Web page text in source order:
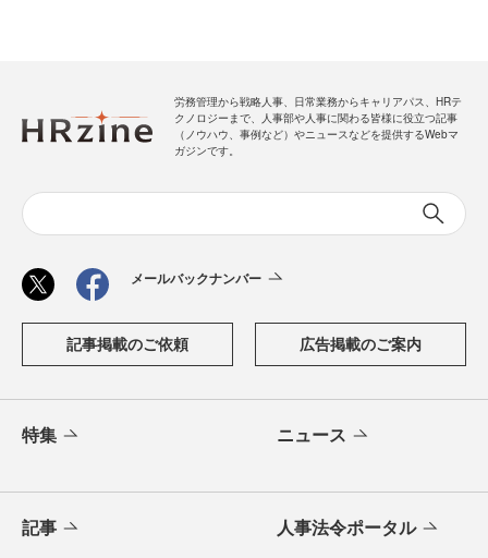
労務管理から戦略人事、日常業務からキャリアパス、HRテ
クノロジーまで、人事部や人事に関わる皆様に役立つ記事
（ノウハウ、事例など）やニュースなどを提供するWebマ
ガジンです。
メールバックナンバー
記事掲載のご依頼 広告掲載のご案内
特集 ニュース
記事 人事法令ポータル